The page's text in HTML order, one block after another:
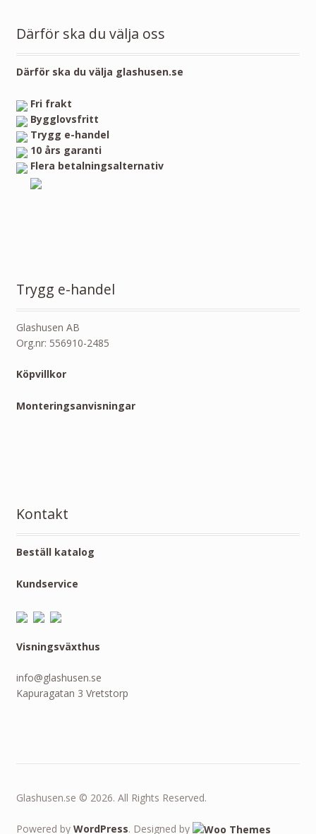
Därför ska du välja oss
Därför ska du välja glashusen.se
Fri frakt
Bygglovsfritt
Trygg e-handel
10 års garanti
Flera betalningsalternativ
Trygg e-handel
Glashusen AB
Org.nr: 556910-2485
Köpvillkor
Monteringsanvisningar
Kontakt
Beställ katalog
Kundservice
Visningsväxthus
info@glashusen.se
Kapuragatan 3 Vretstorp
Glashusen.se © 2026. All Rights Reserved.
Powered by WordPress. Designed by